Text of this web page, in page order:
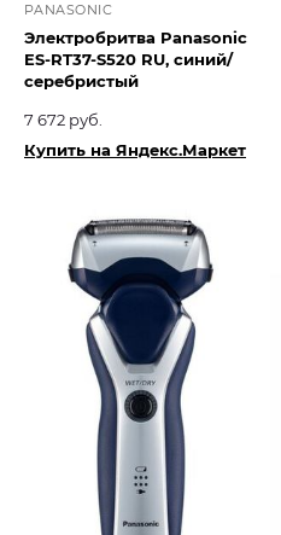
PANASONIC
Электробритва Panasonic
ES-RT37-S520 RU, синий/
серебристый
7 672 руб.
Купить на Яндекс.Маркет